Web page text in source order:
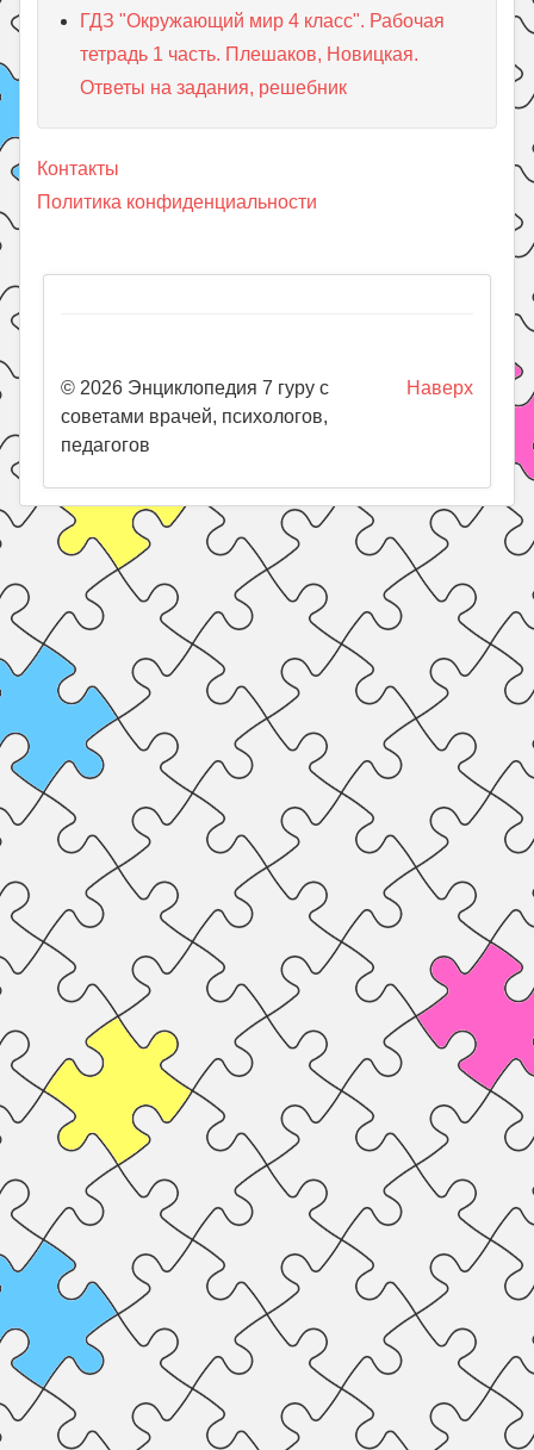
ГДЗ "Окружающий мир 4 класс". Рабочая
тетрадь 1 часть. Плешаков, Новицкая.
Ответы на задания, решебник
Контакты
Политика конфиденциальности
Наверх
© 2026 Энциклопедия 7 гуру с
советами врачей, психологов,
педагогов